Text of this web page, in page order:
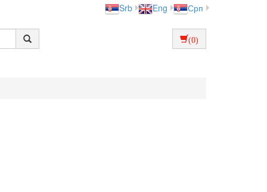
Srb Eng Срп
(0)